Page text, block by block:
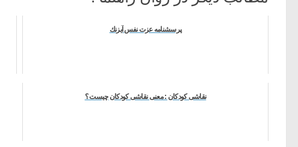
پرسشنامه­ عزت نفس آيزنك
نقاشی کودکان : معنی نقاشی کودکان چیست ؟